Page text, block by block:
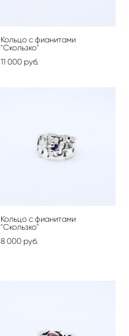
Кольцо с фианитами
"Скользко"
11 000 pуб.
Кольцо с фианитами
"Скользко"
8 000 pуб.